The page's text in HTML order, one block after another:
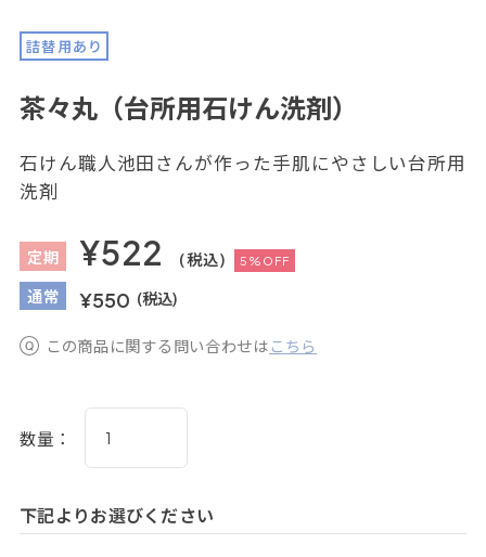
詰替用あり
茶々丸（台所用石けん洗剤）
石けん職人池田さんが作った手肌にやさしい台所用
洗剤
定期 ¥522 (税込) 5%OFF
通常 ¥550 (税込)
この商品に関する問い合わせは こちら
数量：
下記よりお選びください